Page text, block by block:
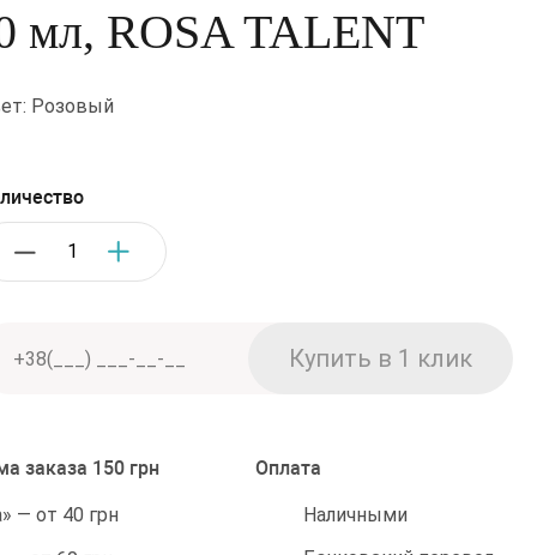
мл, ROSA TALENT
Розовый
заказа 150 грн
— от 40 грн
Оплата
Наличными